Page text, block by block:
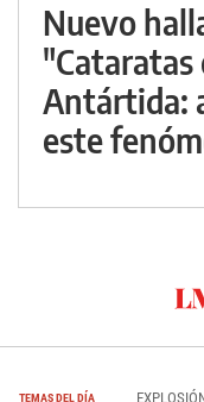
Nuevo
"Cataratas
Antártida:
este
TEMAS DEL DÍA